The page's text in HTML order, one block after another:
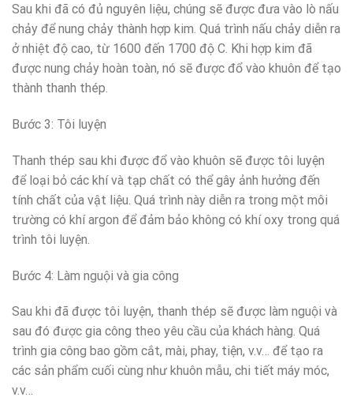
Sau khi đã có đủ nguyên liệu, chúng sẽ được đưa vào lò nấu
chảy để nung chảy thành hợp kim. Quá trình nấu chảy diễn ra
ở nhiệt độ cao, từ 1600 đến 1700 độ C. Khi hợp kim đã
được nung chảy hoàn toàn, nó sẽ được đổ vào khuôn để tạo
thành thanh thép.
Bước 3: Tôi luyện
Thanh thép sau khi được đổ vào khuôn sẽ được tôi luyện
để loại bỏ các khí và tạp chất có thể gây ảnh hưởng đến
tính chất của vật liệu. Quá trình này diễn ra trong một môi
trường có khí argon để đảm bảo không có khí oxy trong quá
trình tôi luyện.
Bước 4: Làm nguội và gia công
Sau khi đã được tôi luyện, thanh thép sẽ được làm nguội và
sau đó được gia công theo yêu cầu của khách hàng. Quá
trình gia công bao gồm cắt, mài, phay, tiện, v.v… để tạo ra
các sản phẩm cuối cùng như khuôn mẫu, chi tiết máy móc,
v.v…